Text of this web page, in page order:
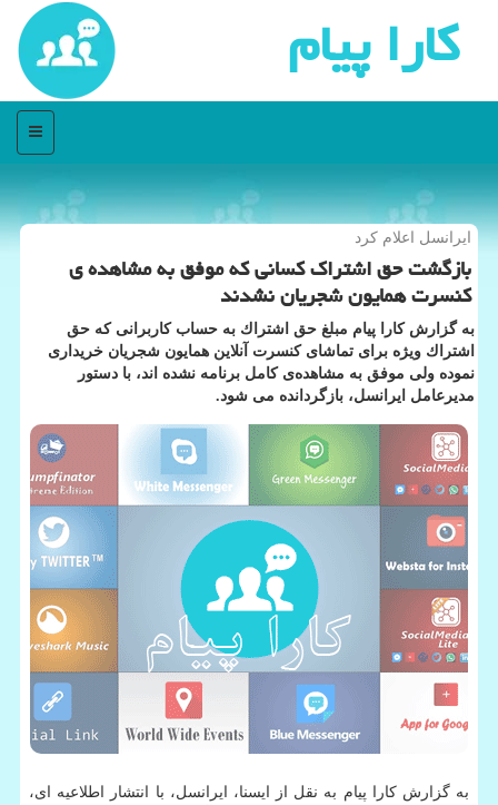
كارا پیام
منو
ایرانسل اعلام كرد
بازگشت حق اشتراك كسانی كه موفق به مشاهده ی
كنسرت همایون شجریان نشدند
به گزارش كارا پیام مبلغ حق اشتراك به حساب كاربرانی كه حق
اشتراك ویژه برای تماشای كنسرت آنلاین همایون شجریان خریداری
نموده ولی موفق به مشاهده‌ی كامل برنامه نشده اند، با دستور
مدیرعامل ایرانسل، بازگردانده می شود.
به گزارش کارا پیام به نقل از ایسنا، ایرانسل، با انتشار اطلاعیه ای،